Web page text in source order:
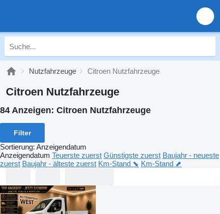
Nutzfahrzeuge Citroen Nutzfahrzeuge
Citroen Nutzfahrzeuge
84 Anzeigen: Citroen Nutzfahrzeuge
Filter
Sortierung: Anzeigendatum
Anzeigendatum Teuerste zuerst Günstigste zuerst Baujahr - neueste
zuerst Baujahr - älteste zuerst Km-Stand ⬊ Km-Stand ⬈